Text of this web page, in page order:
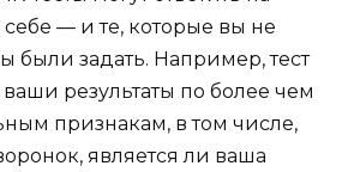
— и те, которые вы не
были задать. Например, тест
результаты по более чем
признакам, в том числе,
является ли ваша